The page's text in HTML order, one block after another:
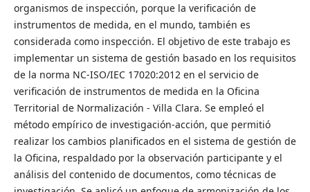
organismos de inspección, porque la verificación de
instrumentos de medida, en el mundo, también es
considerada como inspección. El objetivo de este trabajo es
implementar un sistema de gestión basado en los requisitos
de la norma NC-ISO/IEC 17020:2012 en el servicio de
verificación de instrumentos de medida en la Oficina
Territorial de Normalización - Villa Clara. Se empleó el
método empírico de investigación-acción, que permitió
realizar los cambios planificados en el sistema de gestión de
la Oficina, respaldado por la observación participante y el
análisis del contenido de documentos, como técnicas de